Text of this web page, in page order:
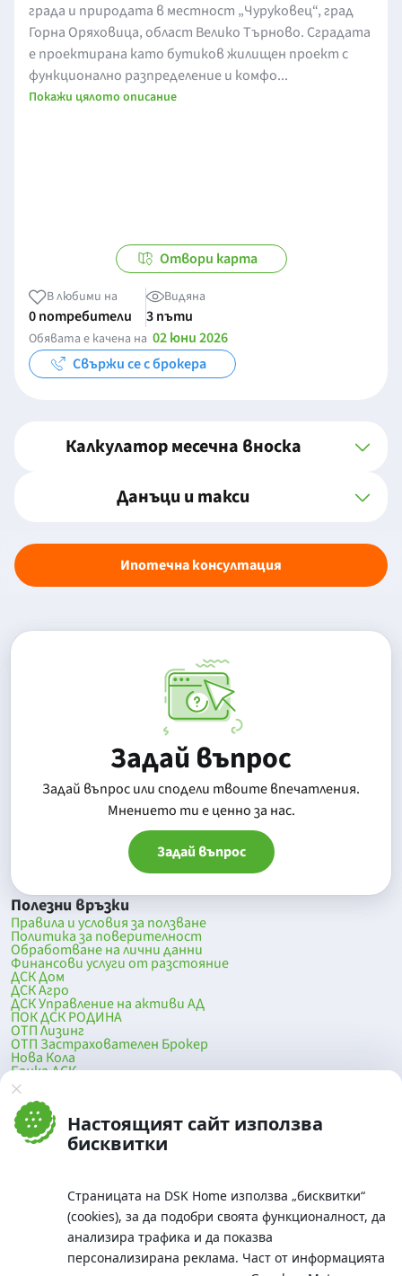
Настоящият сайт използва
бисквитки
Страницата на DSK Home използва „бисквитки“
(cookies), за да подобри своята функционалност, да
анализира трафика и да показва
персонализирана реклама. Част от информацията
града и природата в местност „Чуруковец“, град
Горна Оряховица, област Велико Търново. Сградата
е проектирана като бутиков жилищен проект с
функционално разпределение и комфо...
Покажи цялото описание
Отвори карта
В любими на
0 потребители
Видяна
3 пъти
Обявата е качена на 02 юни 2026
Свържи се с брокера
Калкулатор месечна вноска
Данъци и такси
Ипотечна консултация
Задай въпрос
Задай въпрос или сподели твоите впечатления.
Mнението ти е ценно за нас.
Задай въпрос
Полезни връзки
Правила и условия за ползване
Политика за поверителност
Обработване на лични данни
Финансови услуги от разстояние
ДСК Дом
ДСК Агро
ДСК Управление на активи АД
ПОК ДСК РОДИНА
ОТП Лизинг
ОТП Застрахователен Брокер
Нова Кола
Банка ДСК
DSK Mobile
Оферти за продажба от Банка ДСК
Клонова мрежа и банкомати
До началото на страницата